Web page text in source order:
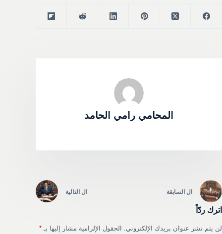
المحامي رامي الحامد
ال السابقة ال التالية
اترك ردّاً
لن يتم نشر عنوان بريدك الإلكتروني. الحقول الإلزامية مشار إليها بـ *